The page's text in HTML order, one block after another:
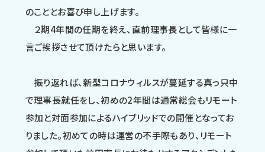
のこととお喜び申し上げます。
２期4年間の任期を終え、直前理事長として皆様に一
言ご挨拶させて頂けたらと思います。
振り返れば、新型コロナウィルスが蔓延する真っ只中
で理事長就任をし、初めの2年間は通常総会もリモート
参加と対面参加によるハイブリッドでの開催となってお
りました。初めての時は運営の不手際もあり、リモート